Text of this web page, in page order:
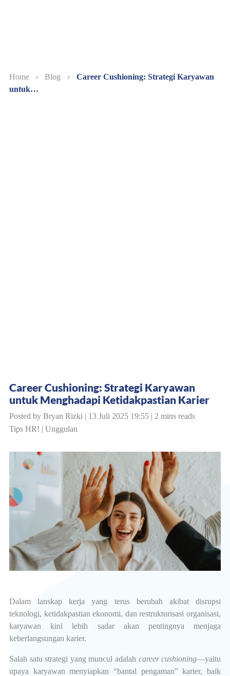
Home Blog
Career Cushioning: Strategi Karyawan
untuk…
Career Cushioning: Strategi Karyawan
untuk Menghadapi Ketidakpastian Karier
Posted by Bryan Rizki | 13 Juli 2025 19:55 | 2 mins reads
Tips HR! | Unggulan
Dalam lanskap kerja yang terus berubah akibat disrupsi
teknologi, ketidakpastian ekonomi, dan restrukturisasi organisasi,
karyawan kini lebih sadar akan pentingnya menjaga
keberlangsungan karier.
Salah satu strategi yang muncul adalah career cushioning—yaitu
upaya karyawan menyiapkan “bantal pengaman” karier, baik